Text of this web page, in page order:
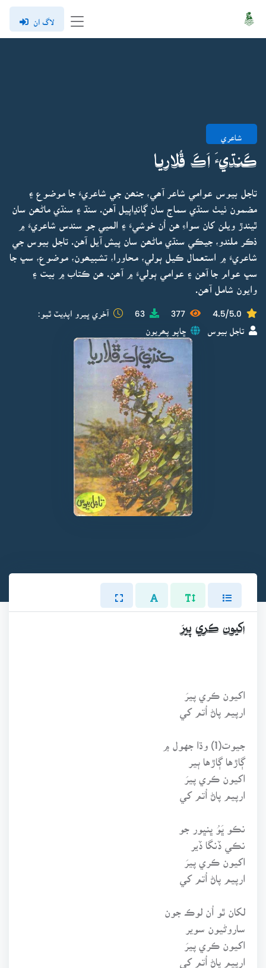
لاگ ان
شاعري
ڪَنڌيءَ اَڪَ ڦُلاريا
تاجل بيوس عوامي شاعر آھي، جنھن جي شاعريءَ جا موضوع ۽
مضمون ٺيٺ سنڌي سماج سان ڳانڍاپيل آهن. سنڌ ۽ سنڌي ماڻھن سان
ٿيندڙ ويلن کان سواءِ هن اُن خوشيءَ ۽ الميي جو سندس شاعريءَ ۾
ذڪر ملندو، جيڪي سنڌي ماڻھن سان پيش آيل آهن. تاجل بيوس جي
شاعريءَ ۾ استعمال ڪيل ٻولي، محاورا، تشبيھون، موضوع، سڀ جا
سڀ عوام جا آهن ۽ عوامي ٻوليءَ ۾ آھن. ھن ڪتاب ۾ بيت ۽
وايون شامل آھن.
4.5/5.0
377
63 آخري ڀيرو اپڊيٽ ٿيو:
تاجل بيوس ڇاپو پھريون
اکيون ڪري پيرَ
اکيون ڪري پيرَ
ارپيم پاڻ اُتم کي
جيوت(1) وڌا جهول ۾
ڳاڙها ڳاڙها ٻير
اکيون ڪري پيرَ
ارپيم پاڻ اُتم کي
نڪو ڀَوُ ڀنڀور جو
نڪي ڏنگا ڏير
اکيون ڪري پيرَ
ارپيم پاڻ اُتم کي
لکان ٿو اُن لوڪ جون
ساروڻيون سوير
اکيون ڪري پيرَ
ارپيم پاڻ اُتم کي